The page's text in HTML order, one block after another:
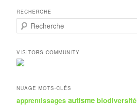
RECHERCHE
e
h
e
r
h
VISITORS COMMUNITY
NUAGE MOTS-CLÉS
apprentissages autisme biodiversité